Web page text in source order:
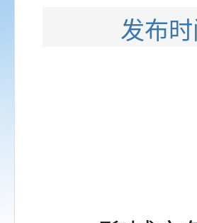
发布